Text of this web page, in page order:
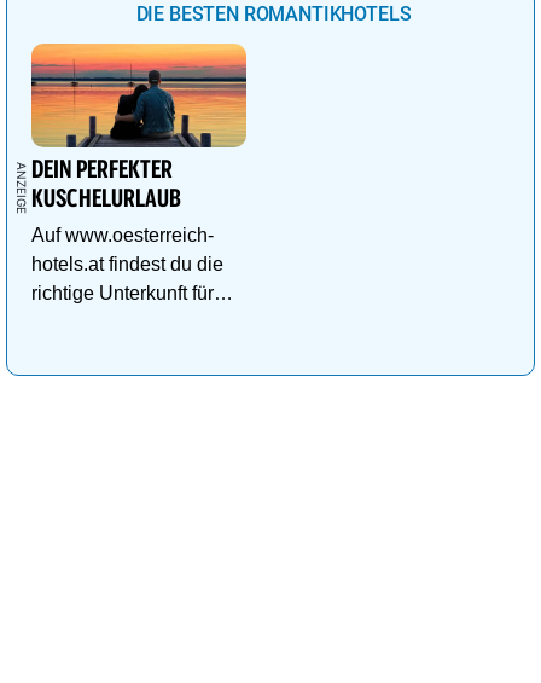
DIE BESTEN ROMANTIKHOTELS
DEIN PERFEKTER
KUSCHELURLAUB
Auf www.oesterreich-
hotels.at findest du die
richtige Unterkunft für